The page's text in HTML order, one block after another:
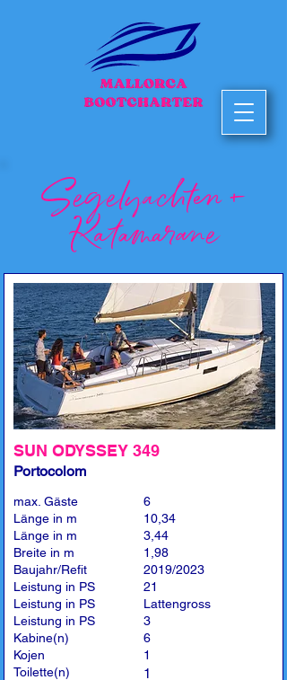
Segelyachten +
Katamarane
SUN ODYSSEY 349
Portocolom
max. Gäste
Länge in m
Länge in m
Breite in m
Baujahr/Refit
Leistung in PS
Leistung in PS
Leistung in PS
Kabine(n)
Kojen
Toilette(n)
6
10,34
3,44
1,98
2019/2023
21
Lattengross
3
6
1
1